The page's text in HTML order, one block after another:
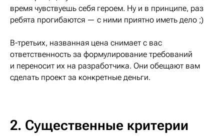
время чувствуешь себя героем. Ну и в принципе, раз
ребята прогибаются — с ними приятно иметь дело ;)
В-третьих, названная цена снимает с вас
ответственность за формулирование требований
и переносит их на разработчика. Они обещают вам
сделать проект за конкретные деньги.
2. Существенные критерии